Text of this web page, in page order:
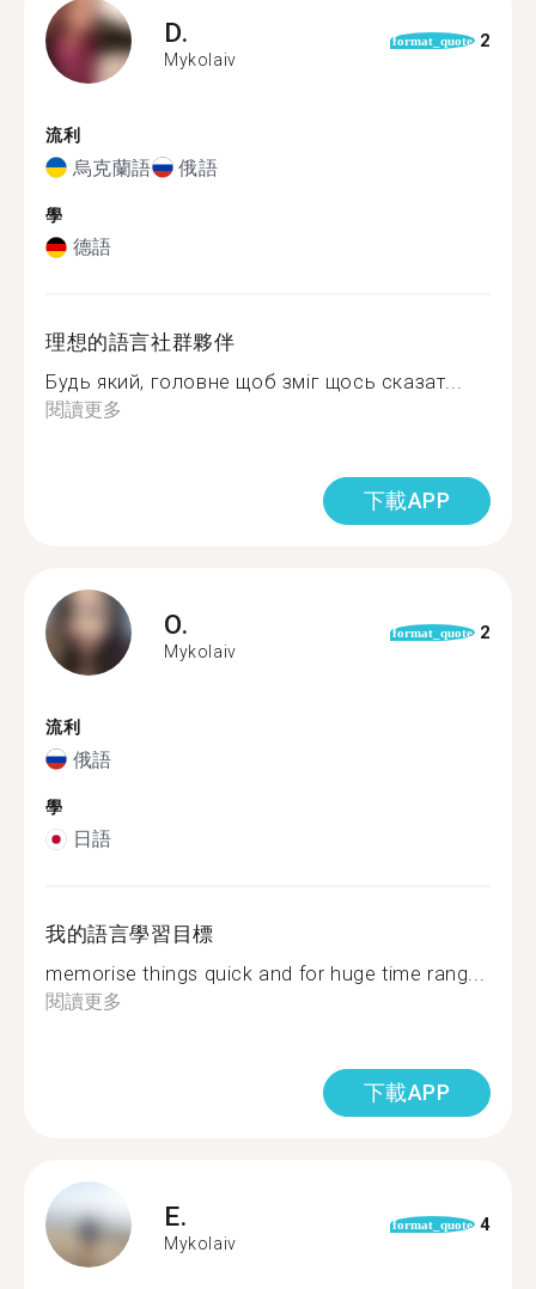
D.
Mykolaiv
format_quote 2
流利
烏克蘭語 俄語
學
德語
理想的語言社群夥伴
Будь який, головне щоб зміг щось сказат...
閱讀更多
下載APP
O.
Mykolaiv
format_quote 2
流利
俄語
學
日語
我的語言學習目標
memorise things quick and for huge time rang...
閱讀更多
下載APP
E.
Mykolaiv
format_quote 4